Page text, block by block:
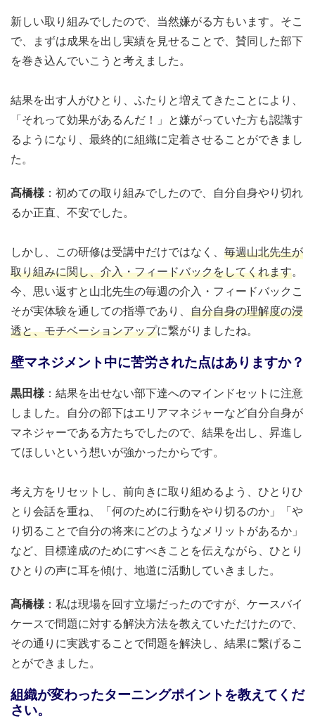
新しい取り組みでしたので、当然嫌がる方もいます。そこ
で、まずは成果を出し実績を見せることで、賛同した部下
を巻き込んでいこうと考えました。
結果を出す人がひとり、ふたりと増えてきたことにより、
「それって効果があるんだ！」と嫌がっていた方も認識す
るようになり、最終的に組織に定着させることができまし
た。
髙橋様：初めての取り組みでしたので、自分自身やり切れ
るか正直、不安でした。
しかし、この研修は受講中だけではなく、 毎週山北先生が
取り組みに関し、介入・フィードバックをしてくれます。
今、思い返すと山北先生の毎週の介入・フィードバックこ
そが実体験を通しての指導であり、 自分自身の理解度の浸
透と、モチベーションアップに繋がりましたね。
壁マネジメント中に苦労された点はありますか？
黒田様：結果を出せない部下達へのマインドセットに注意
しました。自分の部下はエリアマネジャーなど自分自身が
マネジャーである方たちでしたので、結果を出し、昇進し
てほしいという想いが強かったからです。
考え方をリセットし、前向きに取り組めるよう、ひとりひ
とり会話を重ね、「何のために行動をやり切るのか」「や
り切ることで自分の将来にどのようなメリットがあるか」
など、目標達成のためにすべきことを伝えながら、ひとり
ひとりの声に耳を傾け、地道に活動していきました。
髙橋様：私は現場を回す立場だったのですが、ケースバイ
ケースで問題に対する解決方法を教えていただけたので、
その通りに実践することで問題を解決し、結果に繋げるこ
とができました。
組織が変わったターニングポイントを教えてくだ
さい。